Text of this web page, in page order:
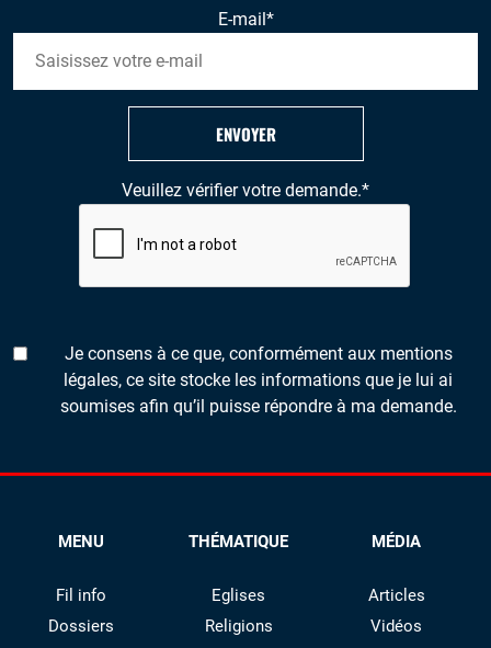
E-mail *
Veuillez vérifier votre demande.*
Je consens à ce que, conformément aux mentions
légales, ce site stocke les informations que je lui ai
soumises afin qu’il puisse répondre à ma demande.
ENVOYER
MENU
Fil info
Dossiers
THÉMATIQUE
Eglises
Religions
MÉDIA
Articles
Vidéos